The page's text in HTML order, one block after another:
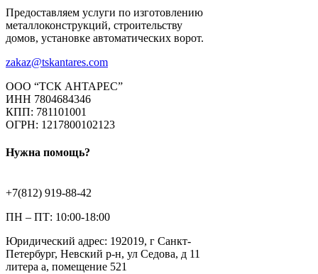
Предоставляем услуги по изготовлению
металлоконструкций, строительству
домов, установке автоматических ворот.
zakaz@tskantares.com
ООО “ТСК АНТАРЕС”
ИНН 7804684346
КПП: 781101001
ОГРН: 1217800102123
Нужна помощь?
+7(812) 919-88-42
ПН – ПТ: 10:00-18:00
Юридический адрес: 192019, г Санкт-
Петербург, Невский р-н, ул Седова, д 11
литера а, помещение 521